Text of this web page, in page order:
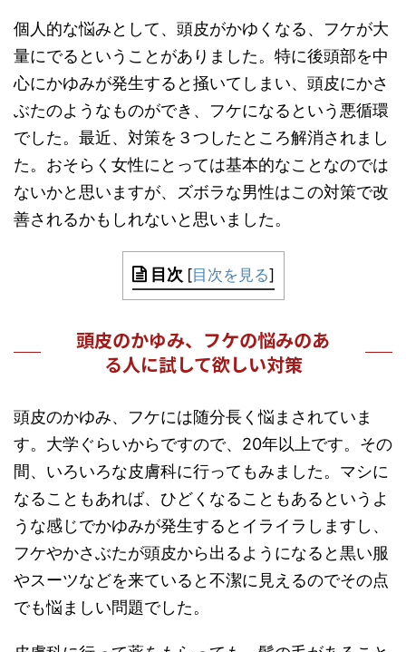
個人的な悩みとして、頭皮がかゆくなる、フケが大
量にでるということがありました。特に後頭部を中
心にかゆみが発生すると掻いてしまい、頭皮にかさ
ぶたのようなものができ、フケになるという悪循環
でした。最近、対策を３つしたところ解消されまし
た。おそらく女性にとっては基本的なことなのでは
ないかと思いますが、ズボラな男性はこの対策で改
善されるかもしれないと思いました。
目次 [目次を見る]
頭皮のかゆみ、フケの悩みのあ
る人に試して欲しい対策
頭皮のかゆみ、フケには随分長く悩まされていま
す。大学ぐらいからですので、20年以上です。その
間、いろいろな皮膚科に行ってもみました。マシに
なることもあれば、ひどくなることもあるというよ
うな感じでかゆみが発生するとイライラしますし、
フケやかさぶたが頭皮から出るようになると黒い服
やスーツなどを来ていると不潔に見えるのでその点
でも悩ましい問題でした。